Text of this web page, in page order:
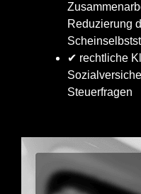
Reduzierung
✔ rechtliche
Steuerfragen